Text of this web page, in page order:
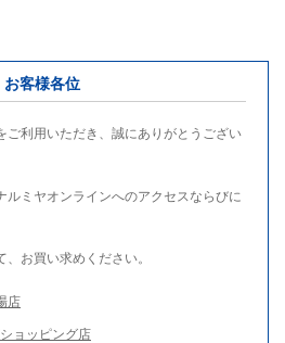
お客様各位
ご利用いただき、誠にありがとうござい
ルミヤオンラインへのアクセスならびに
お買い求めください。
店
ョッピング店